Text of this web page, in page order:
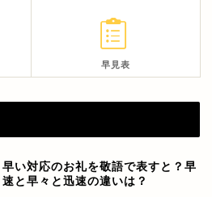
早見表
早い対応のお礼を敬語で表すと？早
速と早々と迅速の違いは？